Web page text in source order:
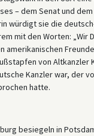
– dem Senat und dem
würdigt sie die
mit den Worten: „Wir
amerikanischen
von Altkanzler
Kanzler war, der
hatte.
besiegeln in